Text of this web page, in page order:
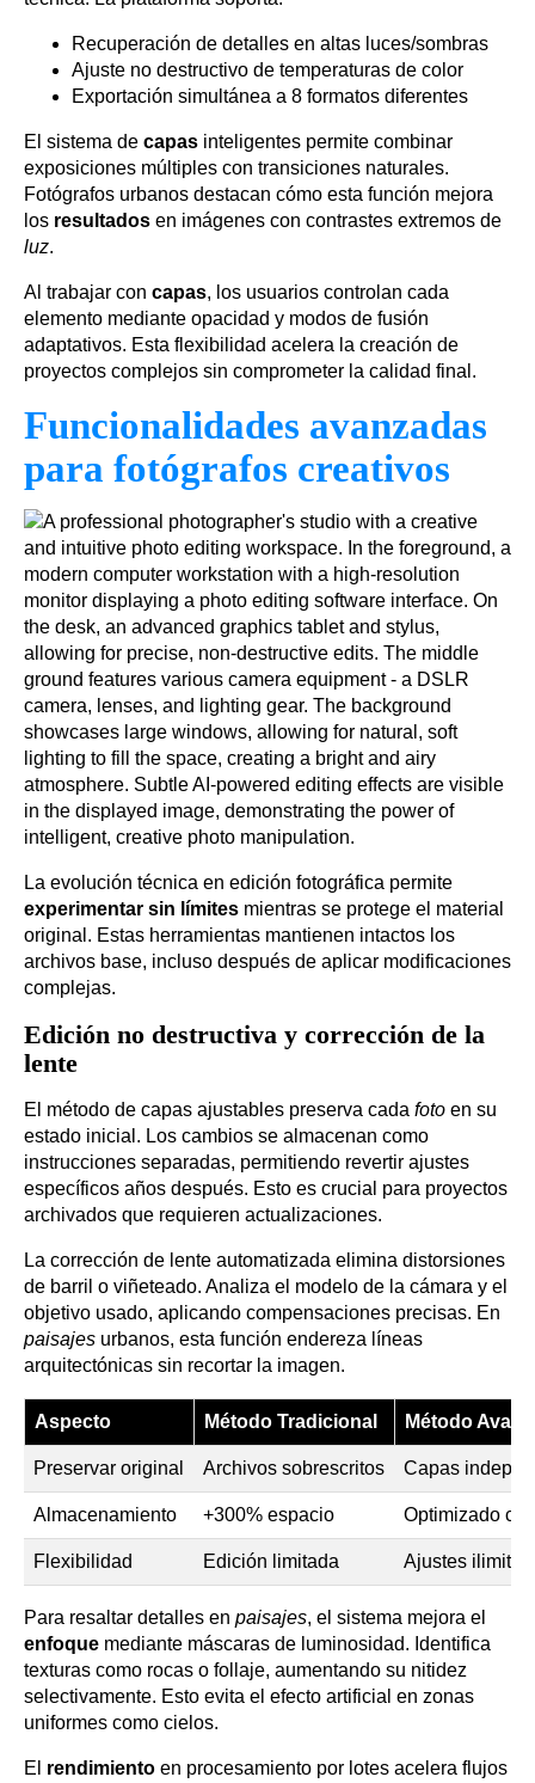
Recuperación de detalles en altas luces/sombras
Ajuste no destructivo de temperaturas de color
Exportación simultánea a 8 formatos diferentes
El sistema de capas inteligentes permite combinar
exposiciones múltiples con transiciones naturales.
Fotógrafos urbanos destacan cómo esta función mejora
los resultados en imágenes con contrastes extremos de
luz.
Al trabajar con capas, los usuarios controlan cada
elemento mediante opacidad y modos de fusión
adaptativos. Esta flexibilidad acelera la creación de
proyectos complejos sin comprometer la calidad final.
Funcionalidades avanzadas
para fotógrafos creativos
La evolución técnica en edición fotográfica permite
experimentar sin límites mientras se protege el material
original. Estas herramientas mantienen intactos los
archivos base, incluso después de aplicar modificaciones
complejas.
Edición no destructiva y corrección de la
lente
El método de capas ajustables preserva cada foto en su
estado inicial. Los cambios se almacenan como
instrucciones separadas, permitiendo revertir ajustes
específicos años después. Esto es crucial para proyectos
archivados que requieren actualizaciones.
La corrección de lente automatizada elimina distorsiones
de barril o viñeteado. Analiza el modelo de la cámara y el
objetivo usado, aplicando compensaciones precisas. En
paisajes urbanos, esta función endereza líneas
arquitectónicas sin recortar la imagen.
Aspecto Método Tradicional Método
Preservar original Archivos sobrescritos Capas
Almacenamiento +300% espacio Optimizado
Flexibilidad Edición limitada Ajustes
Para resaltar detalles en paisajes, el sistema mejora el
enfoque mediante máscaras de luminosidad. Identifica
texturas como rocas o follaje, aumentando su nitidez
selectivamente. Esto evita el efecto artificial en zonas
uniformes como cielos.
El rendimiento en procesamiento por lotes acelera flujos